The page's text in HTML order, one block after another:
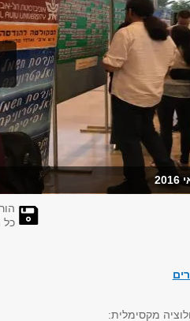
כל
מקסימלית: